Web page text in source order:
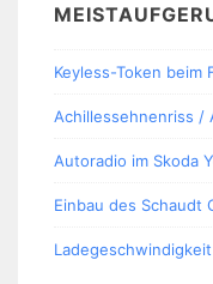
Keyless-Token beim
Achillessehnenriss /
Autoradio im Skoda
Einbau des Schaudt